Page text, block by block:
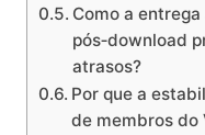
Como a
pós‑download
atrasos?
Por que a
de membros do